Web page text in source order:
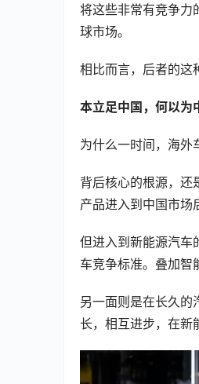
将这些非常有竞争力
球市场。
相比而言，后者的这
本立足中国，何以为
为什么一时间，海外
背后核心的根源，还
产品进入到中国市场
但进入到新能源汽车
车竞争标准。叠加智
另一面则是在长久的
长，相互进步，在新